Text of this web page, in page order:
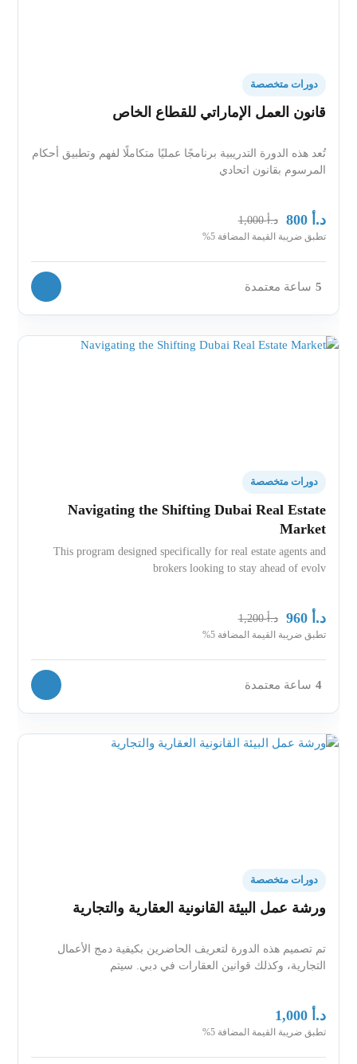
دورات متخصصة
قانون العمل الإماراتي للقطاع الخاص
تُعد هذه الدورة التدريبية برنامجًا عمليًا متكاملًا لفهم وتطبيق أحكام
المرسوم بقانون اتحادي
د.أ 800 د.أ1,000
تطبق ضريبة القيمة المضافة 5%
5 ساعة معتمدة
دورات متخصصة
Navigating the Shifting Dubai Real Estate
Market
This program designed specifically for real estate agents and
brokers looking to stay ahead of evolv
د.أ 960 د.أ1,200
تطبق ضريبة القيمة المضافة 5%
4 ساعة معتمدة
دورات متخصصة
ورشة عمل البيئة القانونية العقارية والتجارية
تم تصميم هذه الدورة لتعريف الحاضرين بكيفية دمج الأعمال
التجارية، وكذلك قوانين العقارات في دبي. سيتم
د.أ 1,000
تطبق ضريبة القيمة المضافة 5%